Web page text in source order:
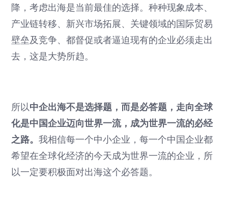
降，考虑出海是当前最佳的选择。种种现象成本、
产业链转移、新兴市场拓展、关键领域的国际贸易
壁垒及竞争、都督促或者逼迫现有的企业必须走出
去，这是大势所趋。
所以中企出海不是选择题，而是必答题，走向全球
化是中国企业迈向世界一流，成为世界一流的必经
之路。我相信每一个中小企业，每一个中国企业都
希望在全球化经济的今天成为世界一流的企业，所
以一定要积极面对出海这个必答题。